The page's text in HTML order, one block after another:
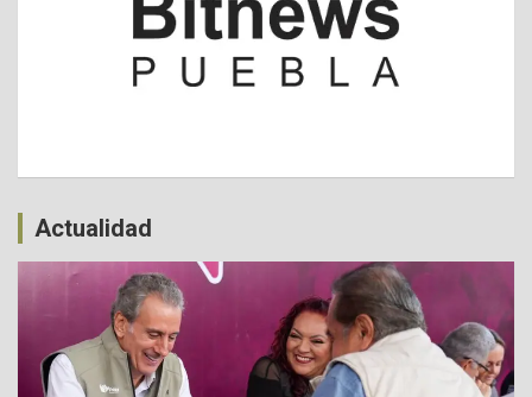
Actualidad